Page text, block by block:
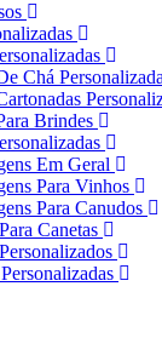
Chá
Brindes
Em Geral
Para Vinhos
Para Canudos
Canetas